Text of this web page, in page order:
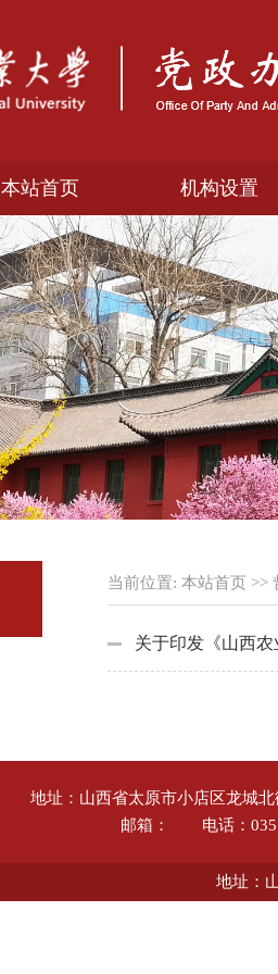
本站首页 机构设置
当前位置: 本站首页 >>
关于印发《山西
地址：山西省太原市小店区龙城
邮箱： 电话：
地址：